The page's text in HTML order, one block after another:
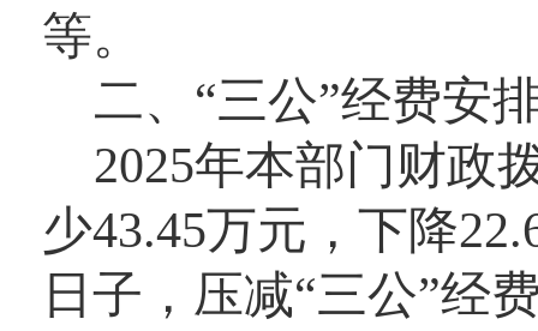
等。
二、“三公”经费安
2025年本部门财政
少43.45万元，下降
日子，压减“三公”经